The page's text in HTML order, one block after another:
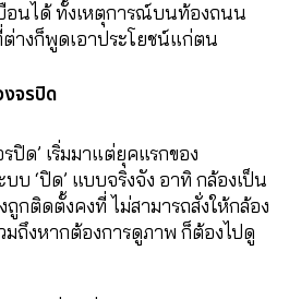
อนได้ ทั้งเหตุการณ์บนท้องถนน
างก็พูดเอาประโยชน์แก่ตน
งจรปิด
ปิด’ เริ่มมาแต่ยุคแรกของ
บ ‘ปิด’ แบบจริงจัง อาทิ กล้องเป็น
กติดตั้งคงที่ ไม่สามารถสั่งให้กล้อง
ถึงหากต้องการดูภาพ ก็ต้องไปดู